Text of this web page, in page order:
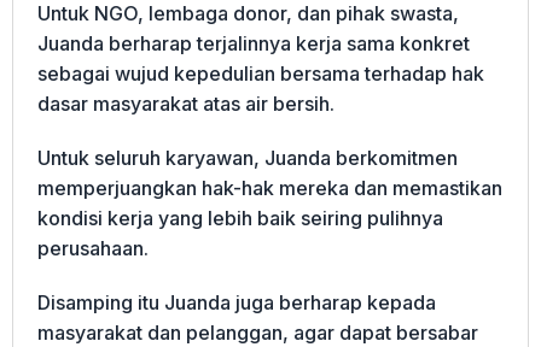
Untuk NGO, lembaga donor, dan pihak swasta,
Juanda berharap terjalinnya kerja sama konkret
sebagai wujud kepedulian bersama terhadap hak
dasar masyarakat atas air bersih.
Untuk seluruh karyawan, Juanda berkomitmen
memperjuangkan hak-hak mereka dan memastikan
kondisi kerja yang lebih baik seiring pulihnya
perusahaan.
Disamping itu Juanda juga berharap kepada
masyarakat dan pelanggan, agar dapat bersabar